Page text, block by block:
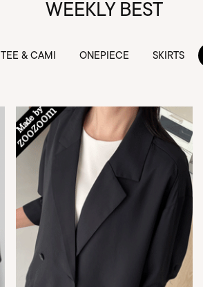
WEEKLY BEST
TEE & CAMI ONEPIECE SKIRTS